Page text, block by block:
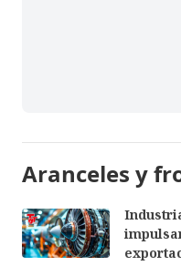
Aranceles y